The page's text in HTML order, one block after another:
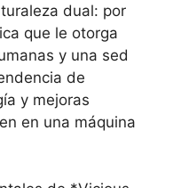
dual: por
que le otorga
y una sed
de
y mejoras
en una máquina